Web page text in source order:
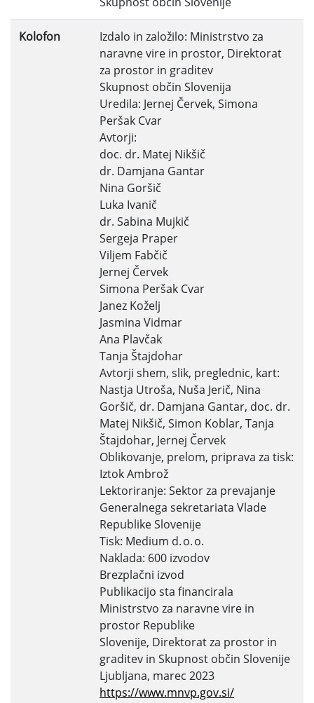
Kolofon
Izdalo in založilo: Ministrstvo za
naravne vire in prostor, Direktorat
za prostor in graditev
Skupnost občin Slovenija
Uredila: Jernej Červek, Simona
Peršak Cvar
Avtorji:
doc. dr. Matej Nikšič
dr. Damjana Gantar
Nina Goršič
Luka Ivanič
dr. Sabina Mujkič
Sergeja Praper
Viljem Fabčič
Jernej Červek
Simona Peršak Cvar
Janez Koželj
Jasmina Vidmar
Ana Plavčak
Tanja Štajdohar
Avtorji shem, slik, preglednic, kart:
Nastja Utroša, Nuša Jerič, Nina
Goršič, dr. Damjana Gantar, doc. dr.
Matej Nikšič, Simon Koblar, Tanja
Štajdohar, Jernej Červek
Oblikovanje, prelom, priprava za tisk:
Iztok Ambrož
Lektoriranje: Sektor za prevajanje
Generalnega sekretariata Vlade
Republike Slovenije
Tisk: Medium d. o. o.
Naklada: 600 izvodov
Brezplačni izvod
Publikacijo sta financirala
Ministrstvo za naravne vire in
prostor Republike
Slovenije, Direktorat za prostor in
graditev in Skupnost občin Slovenije
Ljubljana, marec 2023
https://www.mnvp.gov.si/